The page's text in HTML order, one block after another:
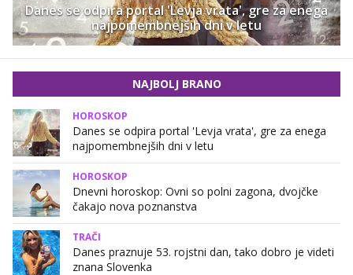
Danes se odpira portal 'Levja vrata', gre za enega
najpomembnejših dni v letu
NAJBOLJ BRANO
HOROSKOP
Danes se odpira portal 'Levja vrata', gre za enega
najpomembnejših dni v letu
HOROSKOP
Dnevni horoskop: Ovni so polni zagona, dvojčke
čakajo nova poznanstva
TRAČI
Danes praznuje 53. rojstni dan, tako dobro je videti
znana Slovenka